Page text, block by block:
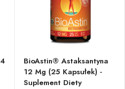
BioAstin® Astaksantyna
12 Mg (25 Kapsułek) -
Suplement Diety